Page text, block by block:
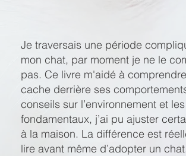
Je traversais une période
mon chat, par moment je ne le
pas. Ce livre m'aidé à
cache derrière ses
conseils sur l’environnement et
fondamentaux, j’ai pu ajuster
à la maison. La différence est
lire avant même d’adopter un chat.